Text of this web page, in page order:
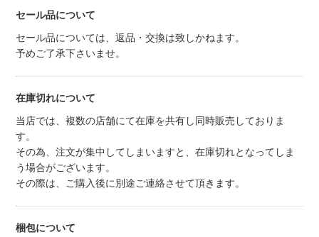
セール品について
セール品については、返品・交換は致しかねます。
予めご了承下さいませ。
在庫切れについて
当店では、複数の店舗にて在庫を共有し同時販売しておりま
す。
その為、注文が集中してしまいますと、在庫切れとなってしま
う場合がございます。
その際は、ご購入後に別途ご連絡させて頂きます。
梱包について